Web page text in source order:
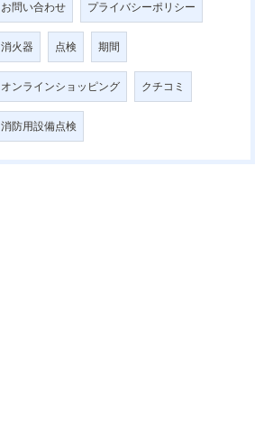
お問い合わせ プライバシーポリシー
消火器 点検 期間
オンラインショッピング クチコミ
消防用設備点検